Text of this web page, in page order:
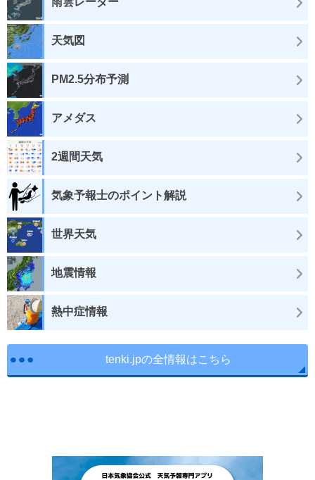
天気図
PM2.5分布予測
アメダス
2週間天気
気象予報士のポイント解説
世界天気
地震情報
熱中症情報
tenki.jpの全情報はこちら